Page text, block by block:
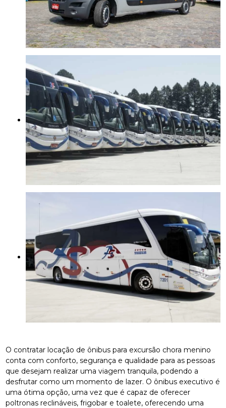
O contratar locação de ônibus para excursão chora menino
conta com conforto, segurança e qualidade para as pessoas
que desejam realizar uma viagem tranquila, podendo a
desfrutar como um momento de lazer. O ônibus executivo é
uma ótima opção, uma vez que é capaz de oferecer
poltronas reclináveis, frigobar e toalete, oferecendo uma